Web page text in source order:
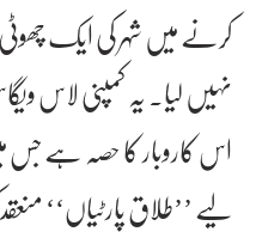
کرنے میں شہر کی ایک
نہیں لیا۔ یہ کمپنی لاس
اس کاروبار کا حصہ ہے
لیے ’’طلاق پارٹیاں‘‘